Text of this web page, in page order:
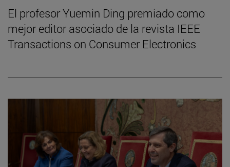
El profesor Yuemin Ding premiado como
mejor editor asociado de la revista IEEE
Transactions on Consumer Electronics